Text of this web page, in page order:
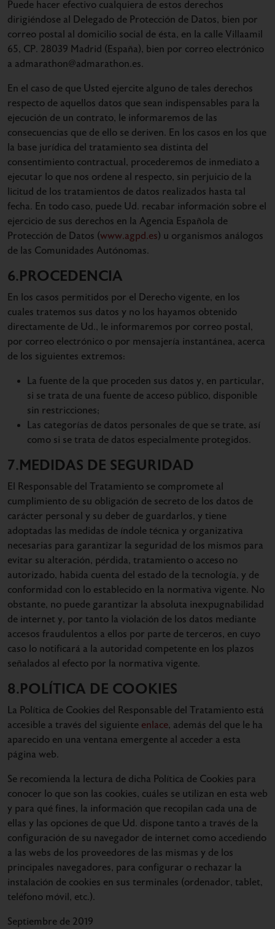
Puede hacer efectivo cualquiera de estos derechos
dirigiéndose al Delegado de Protección de Datos, bien por
correo postal al domicilio social de ésta, en la calle Villaamil
65, CP. 28039 Madrid (España), bien por correo electrónico
a admarathon@admarathon.es.
En el caso de que Usted ejercite alguno de tales derechos
respecto de aquellos datos que sean indispensables para la
ejecución de un contrato, le informaremos de las
consecuencias que de ello se deriven. En los casos en los que
la base jurídica del tratamiento sea distinta del
consentimiento contractual, procederemos de inmediato a
ejecutar lo que nos ordene al respecto, sin perjuicio de la
licitud de los tratamientos de datos realizados hasta tal
fecha. En todo caso, puede Ud. recabar información sobre el
ejercicio de sus derechos en la Agencia Española de
Protección de Datos (www.agpd.es) u organismos análogos
de las Comunidades Autónomas.
6.PROCEDENCIA
En los casos permitidos por el Derecho vigente, en los
cuales tratemos sus datos y no los hayamos obtenido
directamente de Ud., le informaremos por correo postal,
por correo electrónico o por mensajería instantánea, acerca
de los siguientes extremos:
La fuente de la que proceden sus datos y, en particular,
si se trata de una fuente de acceso público, disponible
sin restricciones;
Las categorías de datos personales de que se trate, así
como si se trata de datos especialmente protegidos.
7.MEDIDAS DE SEGURIDAD
El Responsable del Tratamiento se compromete al
cumplimiento de su obligación de secreto de los datos de
carácter personal y su deber de guardarlos, y tiene
adoptadas las medidas de índole técnica y organizativa
necesarias para garantizar la seguridad de los mismos para
evitar su alteración, pérdida, tratamiento o acceso no
autorizado, habida cuenta del estado de la tecnología, y de
conformidad con lo establecido en la normativa vigente. No
obstante, no puede garantizar la absoluta inexpugnabilidad
de internet y, por tanto la violación de los datos mediante
accesos fraudulentos a ellos por parte de terceros, en cuyo
caso lo notificará a la autoridad competente en los plazos
señalados al efecto por la normativa vigente.
8.POLÍTICA DE COOKIES
La Política de Cookies del Responsable del Tratamiento está
accesible a través del siguiente enlace, además del que le ha
aparecido en una ventana emergente al acceder a esta
página web.
Se recomienda la lectura de dicha Política de Cookies para
conocer lo que son las cookies, cuáles se utilizan en esta web
y para qué fines, la información que recopilan cada una de
ellas y las opciones de que Ud. dispone tanto a través de la
configuración de su navegador de internet como accediendo
a las webs de los proveedores de las mismas y de los
principales navegadores, para configurar o rechazar la
instalación de cookies en sus terminales (ordenador, tablet,
teléfono móvil, etc.).
Septiembre de 2019